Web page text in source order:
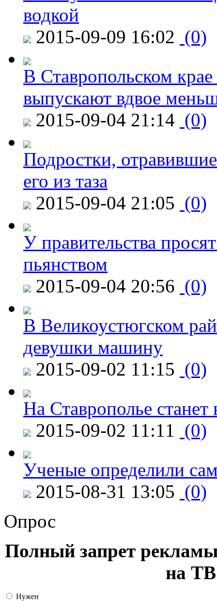
водкой
2015-09-09 16:02 (0)
В Ставропольском
выпускают вдвое
2015-09-04 21:14 (0)
Подростки,
его из таза
2015-09-04 21:05 (0)
У правительства
пьянством
2015-09-04 20:56 (0)
В Великоустюгском
девушки машину
2015-09-02 11:15 (0)
На Ставрополье
2015-09-02 11:11 (0)
Ученые определили
2015-08-31 13:05 (0)
Опрос
Полный запрет
на ТВ
Нужен